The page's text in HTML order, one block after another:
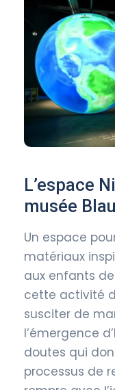
L’espace
musée
Un espace
matériaux
aux enfants
cette activité
susciter de
l’émergence
doutes qui
processus de